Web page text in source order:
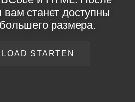
вам станет доступны
большего размера.
STARTEN